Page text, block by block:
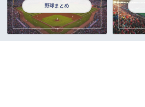
野球まとめ